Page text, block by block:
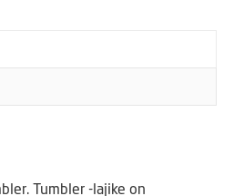
Tumbler -lajike on